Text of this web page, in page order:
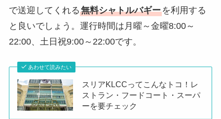
で送迎してくれる無料シャトルバギーを利用する
と良いでしょう。運行時間は月曜～金曜8:00～
22:00、土日祝9:00～22:00です。
あわせて読みたい
スリアKLCCってこんなトコ！レ
ストラン・フードコート・スーパ
ーを要チェック